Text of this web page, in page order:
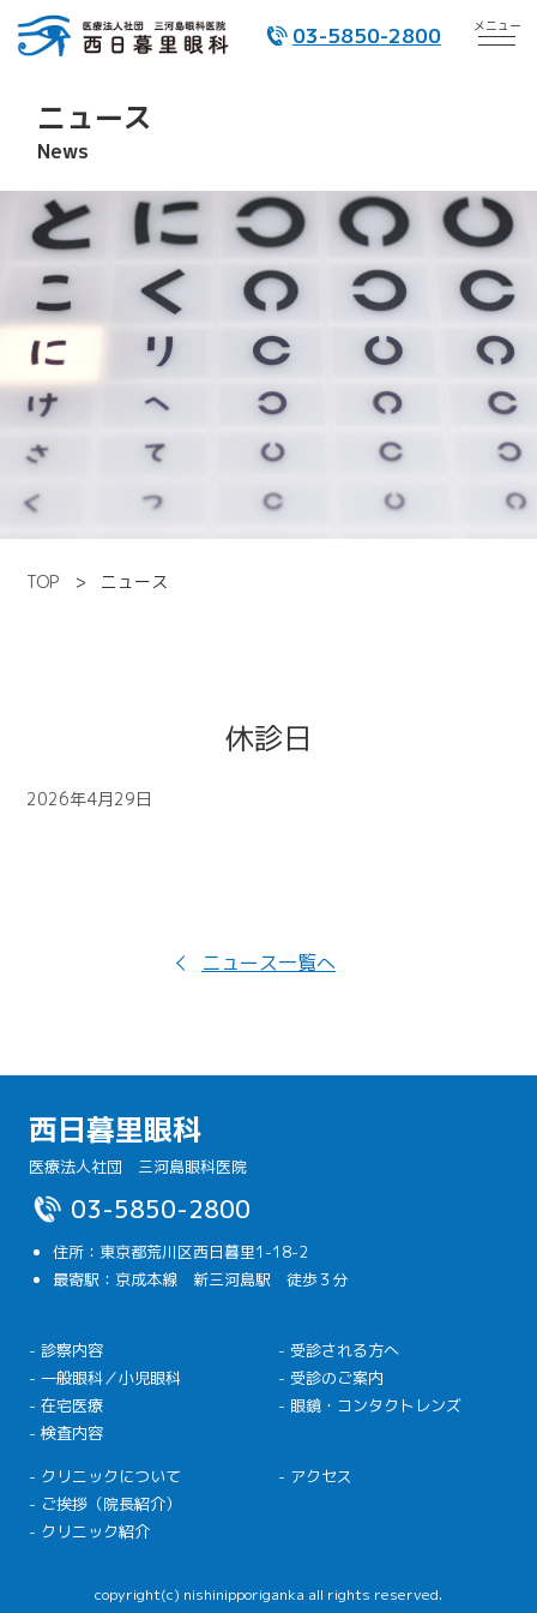
03-5850-2800 メニュー
ニュース
News
TOP ニュース
休診日
2026年4月29日
ニュース一覧へ
西日暮里眼科
医療法人社団 三河島眼科医院
03-5850-2800
住所：東京都荒川区西日暮里1-18-2
最寄駅：京成本線 新三河島駅 徒歩３分
- 診察内容
- 一般眼科／小児眼科
- 在宅医療
- 検査内容
- 受診される方へ
- 受診のご案内
- 眼鏡・コンタクトレンズ
- クリニックについて
- ご挨拶（院長紹介）
- クリニック紹介
- アクセス
copyright(c) nishinipporiganka all rights reserved.